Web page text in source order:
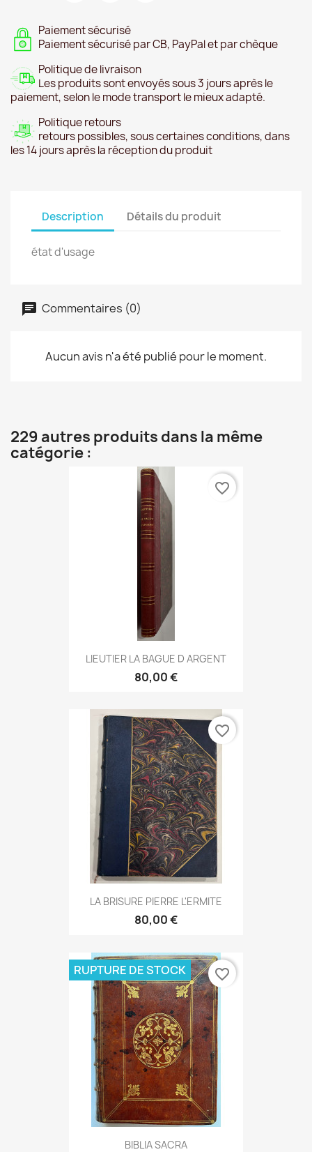
Paiement sécurisé
Paiement sécurisé par CB, PayPal et par chèque
Politique de livraison
Les produits sont envoyés sous 3 jours après le
paiement, selon le mode transport le mieux adapté.
Politique retours
retours possibles, sous certaines conditions, dans
les 14 jours après la réception du produit
Description Détails du produit
état d'usage
Commentaires (0)
Aucun avis n'a été publié pour le moment.
229 autres produits dans la même
catégorie :
LIEUTIER LA BAGUE D ARGENT
80,00 €
favorite_border
LA BRISURE PIERRE L'ERMITE
80,00 €
favorite_border
BIBLIA SACRA
RUPTURE DE STOCK favorite_border